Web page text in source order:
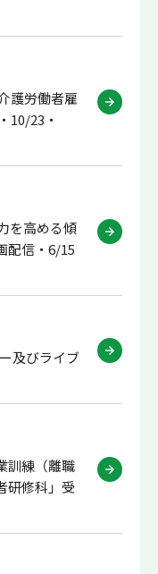
護労働者雇
10/23・
を高める傾
配信・6/15
及びライブ
訓練（離職
研修科」受